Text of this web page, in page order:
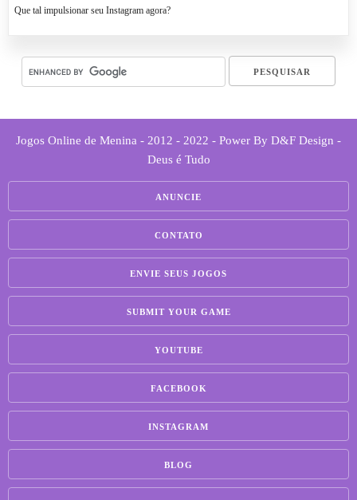
Que tal impulsionar seu Instagram agora?
Jogos Online de Menina - 2012 - 2022 - Power By D&F Design -
Deus é Tudo
ANUNCIE
CONTATO
ENVIE SEUS JOGOS
SUBMIT YOUR GAME
YOUTUBE
FACEBOOK
INSTAGRAM
BLOG